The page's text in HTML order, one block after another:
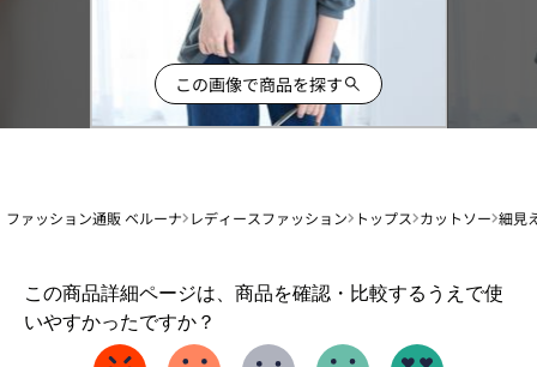
この画像で商品を探す
ファッション通販 ベルーナ レディースファッション トップス カットソー 細見
この商品詳細ページは、商品を確認・比較するうえで使
いやすかったですか？
1
か